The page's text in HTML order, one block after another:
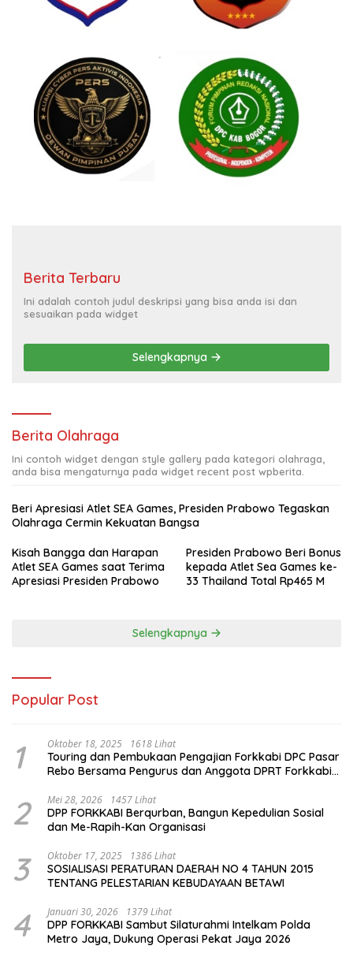
Berita Terbaru
Ini adalah contoh judul deskripsi yang bisa anda isi dan
sesuaikan pada widget
Selengkapnya
Berita Olahraga
Ini contoh widget dengan style gallery pada kategori olahraga,
anda bisa mengaturnya pada widget recent post wpberita.
Beri Apresiasi Atlet SEA Games, Presiden Prabowo Tegaskan
Olahraga Cermin Kekuatan Bangsa
Kisah Bangga dan Harapan
Atlet SEA Games saat Terima
Apresiasi Presiden Prabowo
Presiden Prabowo Beri Bonus
kepada Atlet Sea Games ke-
33 Thailand Total Rp465 M
Selengkapnya
Popular Post
1 Oktober 18, 2025 1618 Lihat
Touring dan Pembukaan Pengajian Forkkabi DPC Pasar
Rebo Bersama Pengurus dan Anggota DPRT Forkkabi
2 Mei 28, 2026 1457 Lihat
DPP FORKKABI Berqurban, Bangun Kepedulian Sosial
dan Me-Rapih-Kan Organisasi
3 Oktober 17, 2025 1386 Lihat
SOSIALISASI PERATURAN DAERAH NO 4 TAHUN 2015
TENTANG PELESTARIAN KEBUDAYAAN BETAWI
4 Januari 30, 2026 1379 Lihat
DPP FORKKABI Sambut Silaturahmi Intelkam Polda
Metro Jaya, Dukung Operasi Pekat Jaya 2026